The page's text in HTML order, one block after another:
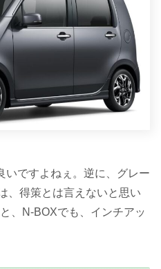
いですよねぇ。逆に、グレー
、得策とは言えないと思い
、
N-BOXでも、インチアッ